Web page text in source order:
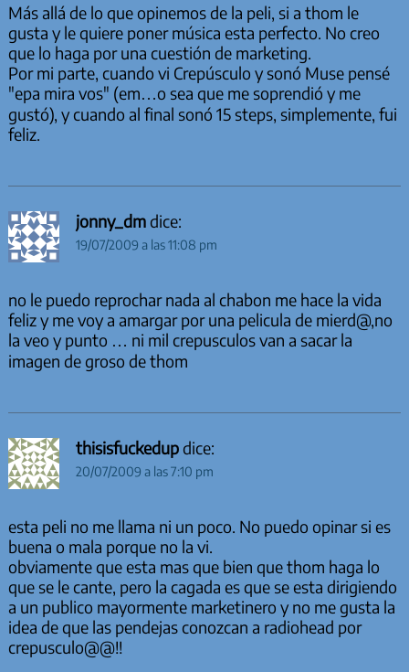
Más allá de lo que opinemos de la peli, si a thom le
gusta y le quiere poner música esta perfecto. No creo
que lo haga por una cuestión de marketing.
Por mi parte, cuando vi Crepúsculo y sonó Muse pensé
"epa mira vos" (em…o sea que me soprendió y me
gustó), y cuando al final sonó 15 steps, simplemente, fui
feliz.
jonny_dmdice:
19/07/2009 a las 11:08 pm
no le puedo reprochar nada al chabon me hace la vida
feliz y me voy a amargar por una pelicula de mierd@,no
la veo y punto … ni mil crepusculos van a sacar la
imagen de groso de thom
thisisfuckedupdice:
20/07/2009 a las 7:10 pm
esta peli no me llama ni un poco. No puedo opinar si es
buena o mala porque no la vi.
obviamente que esta mas que bien que thom haga lo
que se le cante, pero la cagada es que se esta dirigiendo
a un publico mayormente marketinero y no me gusta la
idea de que las pendejas conozcan a radiohead por
crepusculo@@!!